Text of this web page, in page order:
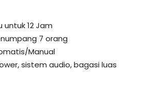
untuk 12 Jam
7 orang
Manual
sistem audio, bagasi luas